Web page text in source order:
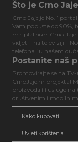
Što je Crno
Crno Jaje je No. 1
Vam popuste do 90%,
pretplatnike. Crno Jaje
vidjeti i na televiziji -
telefona i u našem
Postanite naš
Promovirajte se na
CrnoJaje.hr projekta!
proizvoda ili usluge na
društvenim i
Kako kupovati
Uvjeti korištenja